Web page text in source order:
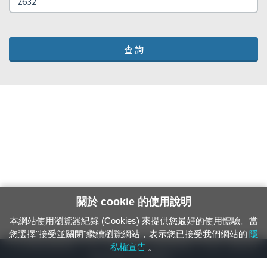
查 詢
24小時緊急通報電話：1933（市話、手機，僅限發現軌道、平交道、橋樑及隧
關於 cookie 的使用說明
本網站使用瀏覽器紀錄 (Cookies) 來提供您最好的使用體驗。當
您選擇"接受並關閉"繼續瀏覽網站，表示您已接受我們網站的 隱
私權宣告 。